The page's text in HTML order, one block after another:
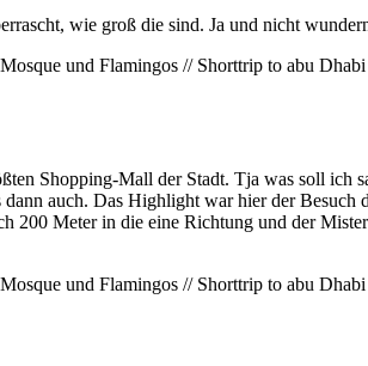
wie groß die sind. Ja und nicht
Shopping-Mall der Stadt. Tja was soll ich
auch. Das Highlight war hier der
200 Meter in die eine Richtung und der